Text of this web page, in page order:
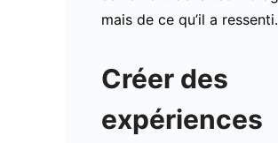
mais de ce qu’il a ressenti.
Créer des
expériences